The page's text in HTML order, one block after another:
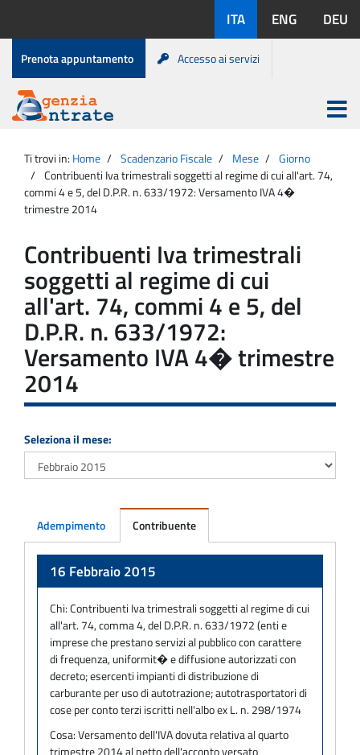
contenuto
disponibili:
ITA ENG DEU
Menu
di
servizio
Prenota appuntamento Accesso ai servizi
Agenzia
Entrate
Apri
menu
principale
Ti trovi in: Home Scadenzario Fiscale Mese
Giorno
Contribuenti Iva trimestrali soggetti al regime di cui all'art. 74,
commi 4 e 5, del D.P.R. n. 633/1972: Versamento IVA 4�
trimestre 2014
Contribuenti Iva trimestrali
soggetti al regime di cui
all'art. 74, commi 4 e 5, del
D.P.R. n. 633/1972:
Versamento IVA 4� trimestre
2014
Seleziona il mese:
Adempimento Contribuente
16 Febbraio 2015
Chi:Contribuenti Iva trimestrali soggetti al regime di cui
all'art. 74, comma 4, del D.P.R. n. 633/1972 (enti e
imprese che prestano servizi al pubblico con carattere
di frequenza, uniformit� e diffusione autorizzati con
decreto; esercenti impianti di distribuzione di
carburante per uso di autotrazione; autotrasportatori di
cose per conto terzi iscritti nell'albo ex L. n. 298/1974
Cosa:Versamento dell'IVA dovuta relativa al quarto
trimestre 2014 al netto dell'acconto versato